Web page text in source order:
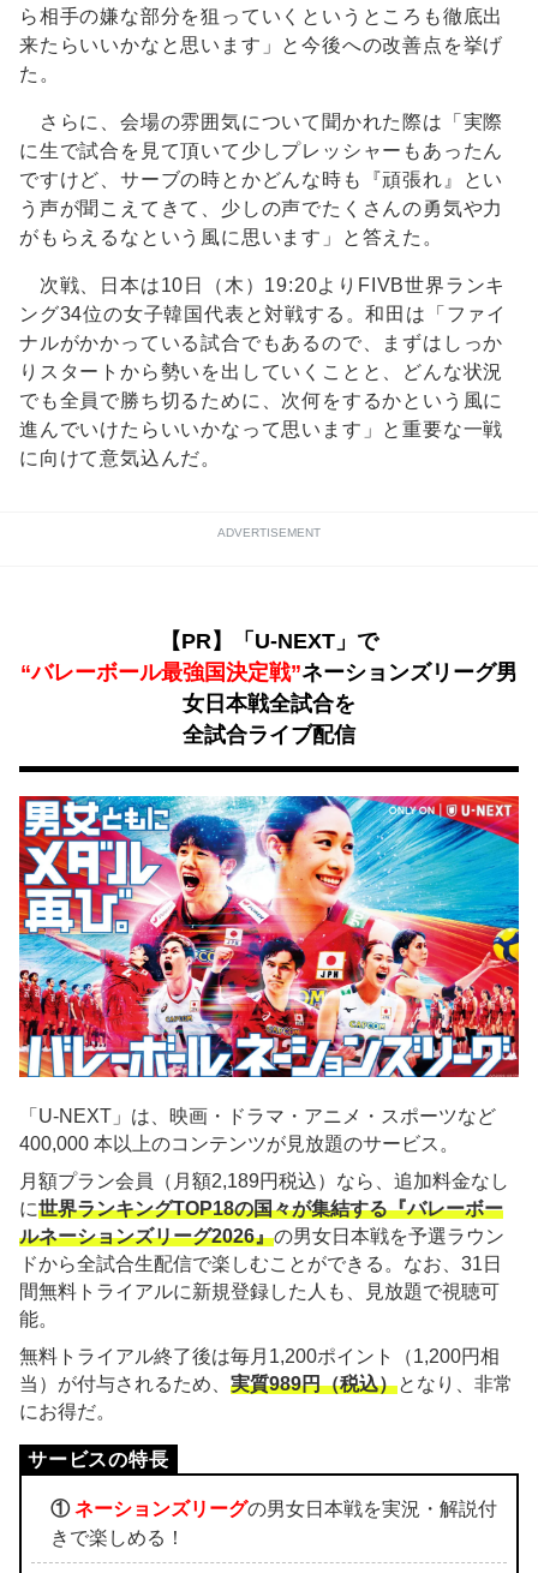
ら相手の嫌な部分を狙っていくというところも徹底出
来たらいいかなと思います」と今後への改善点を挙げ
た。
さらに、会場の雰囲気について聞かれた際は「実際
に生で試合を見て頂いて少しプレッシャーもあったん
ですけど、サーブの時とかどんな時も『頑張れ』とい
う声が聞こえてきて、少しの声でたくさんの勇気や力
がもらえるなという風に思います」と答えた。
次戦、日本は10日（木）19:20よりFIVB世界ランキ
ング34位の女子韓国代表と対戦する。和田は「ファイ
ナルがかかっている試合でもあるので、まずはしっか
りスタートから勢いを出していくことと、どんな状況
でも全員で勝ち切るために、次何をするかという風に
進んでいけたらいいかなって思います」と重要な一戦
に向けて意気込んだ。
ADVERTISEMENT
【PR】「U-NEXT」で
“バレーボール最強国決定戦”ネーションズリーグ男
女日本戦全試合を
全試合ライブ配信
「U-NEXT」は、映画・ドラマ・アニメ・スポーツなど
400,000 本以上のコンテンツが見放題のサービス。
月額プラン会員（月額2,189円税込）なら、追加料金なし
に世界ランキングTOP18の国々が集結する『バレーボー
ルネーションズリーグ2026』の男女日本戦を予選ラウン
ドから全試合生配信で楽しむことができる。なお、31日
間無料トライアルに新規登録した人も、見放題で視聴可
能。
無料トライアル終了後は毎月1,200ポイント（1,200円相
当）が付与されるため、 実質989円（税込）となり、非常
にお得だ。
① ネーションズリーグの男女日本戦を実況・解説付
きで楽しめる！